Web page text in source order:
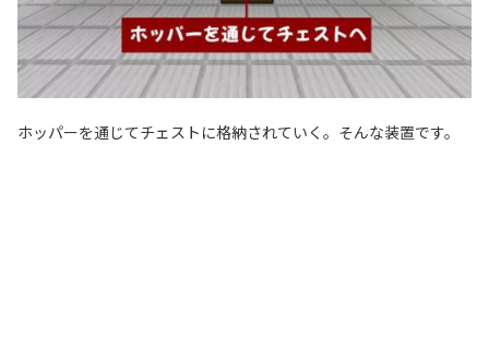
ホッパーを通じてチェストに格納されていく。そんな装置です。